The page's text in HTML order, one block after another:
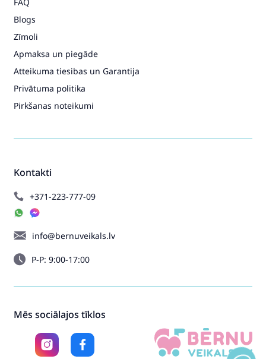
Kontakti
+371-223-777-09
info@bernuveikals.lv
P-P: 9:00-17:00
Blogs
Zīmoli
Apmaksa un piegāde
Atteikuma tiesibas un Garantija
Privātuma politika
Pirkšanas noteikumi
Mēs sociālajos tīklos